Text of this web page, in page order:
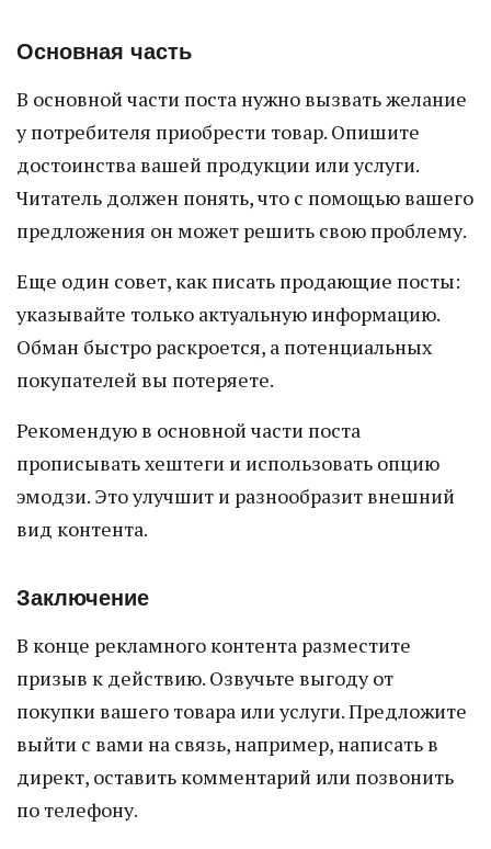
Основная часть
В основной части поста нужно вызвать желание
у потребителя приобрести товар. Опишите
достоинства вашей продукции или услуги.
Читатель должен понять, что с помощью вашего
предложения он может решить свою проблему.
Еще один совет, как писать продающие посты:
указывайте только актуальную информацию.
Обман быстро раскроется, а потенциальных
покупателей вы потеряете.
Рекомендую в основной части поста
прописывать хештеги и использовать опцию
эмодзи. Это улучшит и разнообразит внешний
вид контента.
Заключение
В конце рекламного контента разместите
призыв к действию. Озвучьте выгоду от
покупки вашего товара или услуги. Предложите
выйти с вами на связь, например, написать в
директ, оставить комментарий или позвонить
по телефону.